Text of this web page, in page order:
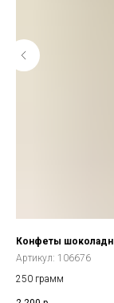
Конфеты
Артикул: 106676
250 грамм